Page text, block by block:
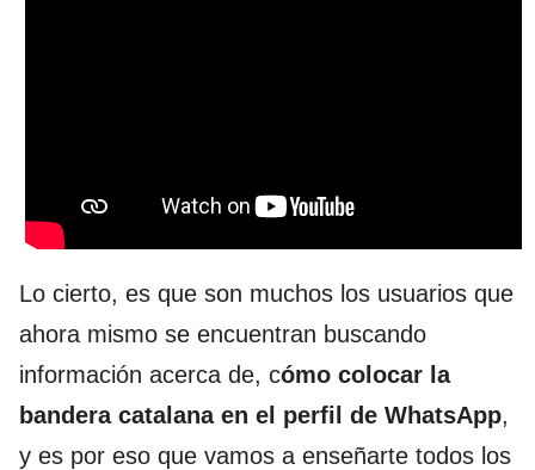
Lo cierto, es que son muchos los usuarios que
ahora mismo se encuentran buscando
información acerca de, cómo colocar la
bandera catalana en el perfil de WhatsApp,
y es por eso que vamos a enseñarte todos los